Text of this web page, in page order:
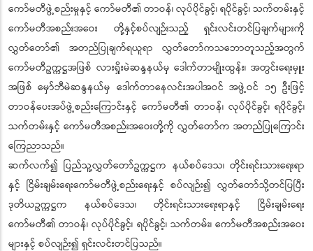
ကော်မတီဖွဲ့စည်းမှုနှင့် ကော်မတီ၏ တာဝန်၊ လုပ်ပိုင်ခွင့်၊ ရပိုင်ခွင့်၊ သက်တမ်းနှင့်
ကော်မတီအစည်းအဝေး တို့နှင့်စပ်လျဉ်းသည့် ရှင်းလင်းတင်ပြချက်များကို
လွှတ်တော်၏ အတည်ပြုချက်ရယူရာ လွှတ်တော်ကသဘောတူသည့်အတွက်
ကော်မတီဥက္ကဋ္ဌအဖြစ် လားရှိုးမဲဆန္ဒနယ်မှ ဒေါက်တာမျိုးထွန်း၊ အတွင်းရေးမှူး
အဖြစ် မှော်ဘီမဲဆန္ဒနယ်မှ ဒေါက်တာနေလင်းအပါအဝင် အဖွဲ့ဝင် ၁၅ ဦးဖြင့်
တာဝန်ပေးအပ်ဖွဲ့စည်းကြောင်းနှင့် ကော်မတီ၏ တာဝန်၊ လုပ်ပိုင်ခွင့်၊ ရပိုင်ခွင့်၊
သက်တမ်းနှင့် ကော်မတီအစည်းအဝေးတို့ကို လွှတ်တော်က အတည်ပြုကြောင်း
ကြေညာသည်။
ဆက်လက်၍ ပြည်သူ့လွှတ်တော်ဥက္ကဋ္ဌက နယ်စပ်ဒေသ၊ တိုင်းရင်းသားရေးရာ
နှင့် ငြိမ်းချမ်းရေးကော်မတီဖွဲ့စည်းရေးနှင့် စပ်လျဉ်း၍ လွှတ်တော်သို့တင်ပြပြီး
ဒုတိယဥက္ကဋ္ဌက နယ်စပ်ဒေသ၊ တိုင်းရင်းသားရေးရာနှင့် ငြိမ်းချမ်းရေး
ကော်မတီ၏ တာဝန်၊ လုပ်ပိုင်ခွင့်၊ ရပိုင်ခွင့်၊ သက်တမ်း၊ ကော်မတီအစည်းအဝေး
များနှင့် စပ်လျဉ်း၍ ရှင်းလင်းတင်ပြသည်။